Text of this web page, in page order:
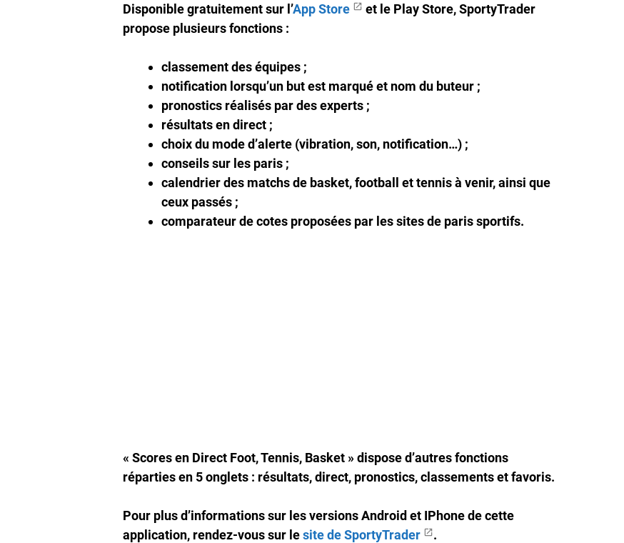
Disponible gratuitement sur l’App Store
et le Play Store, SportyTrader
propose plusieurs fonctions :
classement des équipes ;
notification lorsqu’un but est marqué et nom du buteur ;
pronostics réalisés par des experts ;
résultats en direct ;
choix du mode d’alerte (vibration, son, notification…) ;
conseils sur les paris ;
calendrier des matchs de basket, football et tennis à venir, ainsi que
ceux passés ;
comparateur de cotes proposées par les sites de paris sportifs.
« Scores en Direct Foot, Tennis, Basket » dispose d’autres fonctions
réparties en 5 onglets : résultats, direct, pronostics, classements et favoris.
Pour plus d’informations sur les versions Android et IPhonede cette
application, rendez-vous sur lesite de SportyTrader .